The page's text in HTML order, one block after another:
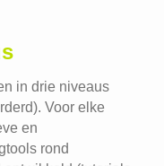
in drie niveaus
Voor elke
en
rond